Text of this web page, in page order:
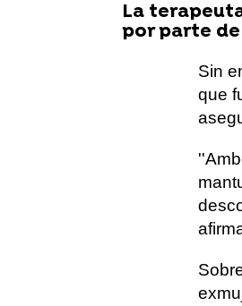
La
por parte
Sin
que